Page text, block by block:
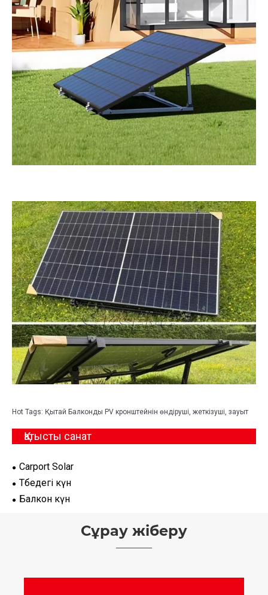
Hot Tags: Қытай Балконды PV кронштейнін өндіруші, жеткізуші, зауыт
Қатысты санат
Carport Solar
Төбедегі күн
Балкон күн
Сұрау жіберу